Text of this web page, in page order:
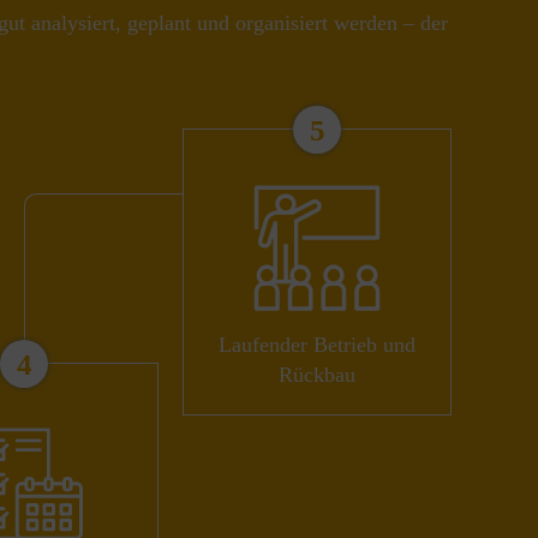
analysiert, geplant und organisiert werden – der
4
5
Laufender Betrieb und
Rückbau